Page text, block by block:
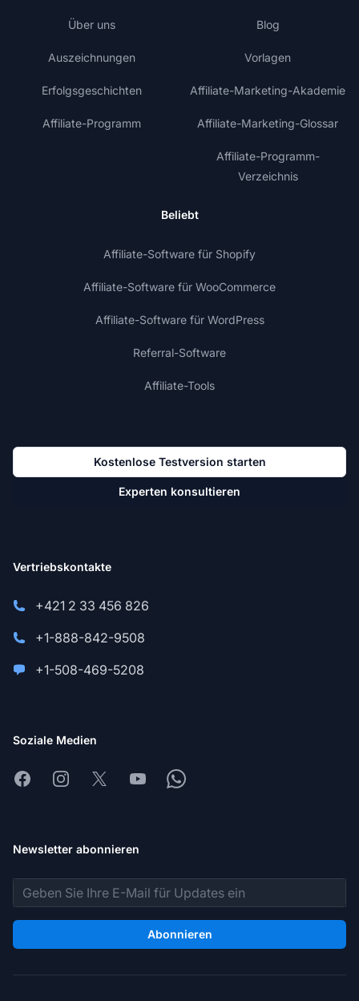
Über uns
Auszeichnungen
Erfolgsgeschichten
Affiliate-Programm
Blog
Vorlagen
Affiliate-Marketing-Akademie
Affiliate-Marketing-Glossar
Affiliate-Programm-
Verzeichnis
Beliebt
Affiliate-Software für Shopify
Affiliate-Software für WooCommerce
Affiliate-Software für WordPress
Referral-Software
Affiliate-Tools
Kostenlose Testversion starten
Experten konsultieren
Vertriebskontakte
+421 2 33 456 826
+1-888-842-9508
+1-508-469-5208
Soziale Medien
FacebookInstagram
X YoutubeWhatsapp
Newsletter abonnieren
E-Mail-Adresse
Abonnieren